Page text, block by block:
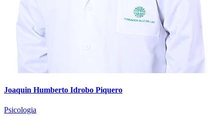
Joaquin Humberto Idrobo Piquero
Psicologia